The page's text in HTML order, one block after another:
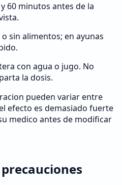
60 minutos antes de la
sin alimentos; en ayunas
con agua o jugo. No
la dosis.
pueden variar entre
efecto es demasiado fuerte
medico antes de modificar